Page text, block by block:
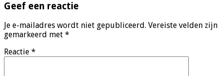
Geef een reactie
Je e-mailadres wordt niet gepubliceerd. Vereiste velden zijn
gemarkeerd met *
Reactie *